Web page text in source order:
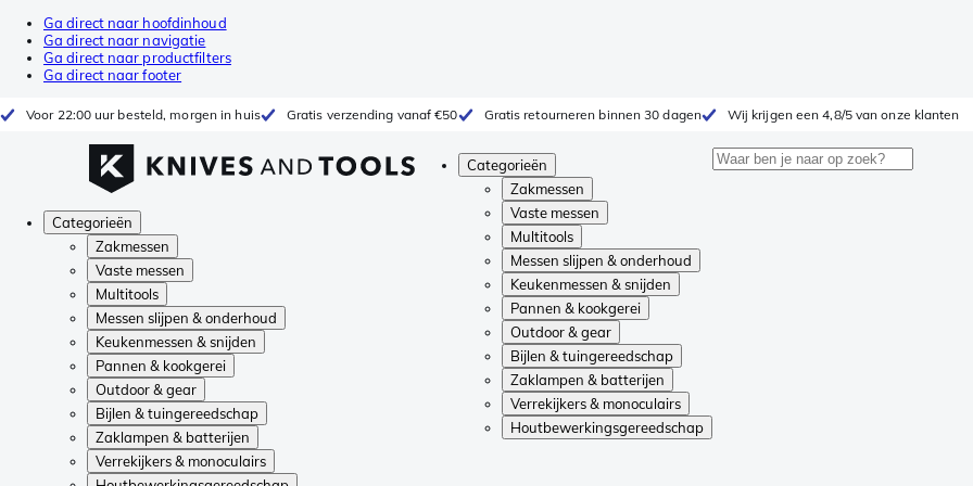
Ga direct naar hoofdinhoud
Ga direct naar navigatie
Ga direct naar productfilters
Ga direct naar footer
Voor 22:00 uur besteld, morgen in huis Gratis verzending vanaf €50 Gratis retourneren binnen 30 dagen Wij krijgen een 4,8/5 van onze klanten
Categorieën
Zakmessen
Vaste messen
Multitools
Messen slijpen & onderhoud
Keukenmessen & snijden
Pannen & kookgerei
Outdoor & gear
Bijlen & tuingereedschap
Zaklampen & batterijen
Verrekijkers & monoculairs
Houtbewerkingsgereedschap
Categorieën
Zakmessen
Vaste messen
Multitools
Messen slijpen & onderhoud
Keukenmessen & snijden
Pannen & kookgerei
Outdoor & gear
Bijlen & tuingereedschap
Zaklampen & batterijen
Verrekijkers & monoculairs